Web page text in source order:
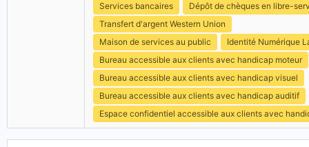
Services bancaires
Dépôt de chèques en libre-
Transfert d'argent Western Union
Maison de services au public
Identité Numérique
Bureau accessible aux clients avec handicap moteur
Bureau accessible aux clients avec handicap visuel
Bureau accessible aux clients avec handicap auditif
Espace confidentiel accessible aux clients avec